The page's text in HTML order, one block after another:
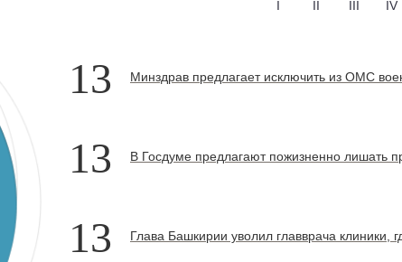
I II III IV
13 Минздрав предлагает исключить из ОМС
13 В Госдуме предлагают пожизненно лишать
13 Глава Башкирии уволил главврача клиники,